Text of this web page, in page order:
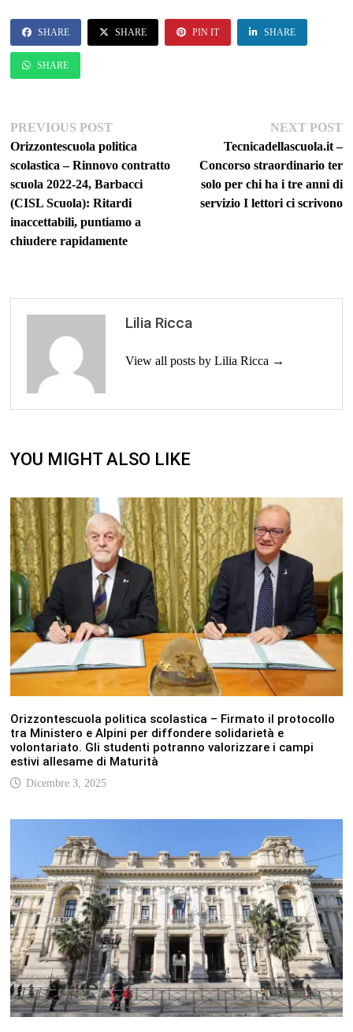
SHARE SHARE PIN IT SHARE
SHARE
Navigazione
articoli
PREVIOUS POSTPrevious
post:
Orizzontescuola politica
scolastica – Rinnovo contratto
scuola 2022-24, Barbacci
(CISL Scuola): Ritardi
inaccettabili, puntiamo a
chiudere rapidamente
NEXT POST
Tecnicadellascuola.it –
Concorso straordinario ter
solo per chi ha i tre anni di
servizio I lettori ci scrivono
Lilia Ricca
View all posts by Lilia Ricca →
YOU MIGHT ALSO LIKE
Orizzontescuola politica scolastica – Firmato il protocollo
tra Ministero e Alpini per diffondere solidarietà e
volontariato. Gli studenti potranno valorizzare i campi
estivi allesame di Maturità
Dicembre 3, 2025